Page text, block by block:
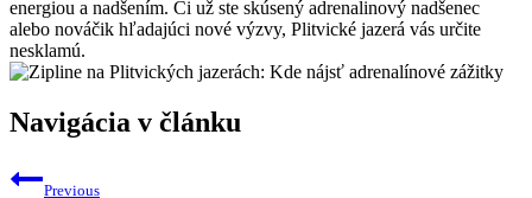
energiou a nadšením. Či už ste skúsený adrenalinový nadšenec
alebo nováčik hľadajúci nové výzvy, Plitvické jazerá vás určite
nesklamú.
Navigácia v článku
Previous